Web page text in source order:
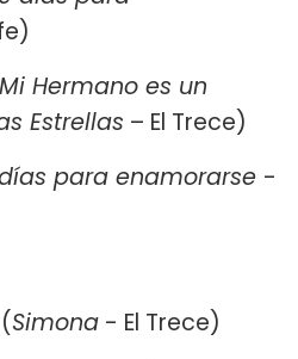
Mi Hermano es un
Estrellas – El Trece)
para enamorarse -
Simona - El Trece)